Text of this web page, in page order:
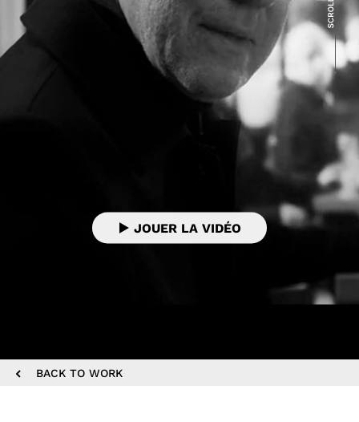
Désactiver
DisableSettings
PIP
la
vidéo
JOUER LA VIDÉO
BACK TO WORK